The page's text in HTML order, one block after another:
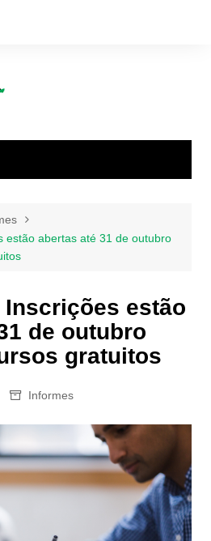
estão abertas até 31 de outubro
Inscrições estão
de outubro
gratuitos
Informes